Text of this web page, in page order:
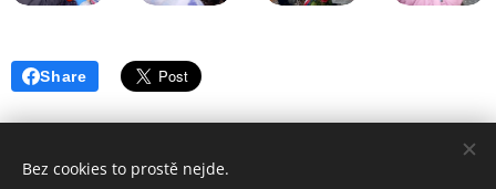
Share
Bez cookies to prostě nejde.